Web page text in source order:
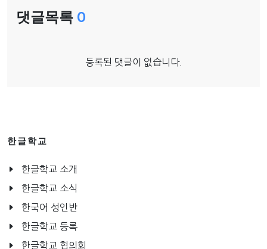
댓글목록 0
등록된 댓글이 없습니다.
한글학교
한글학교 소개
한글학교 소식
한국어 성인반
한글학교 등록
한글학교 협의회